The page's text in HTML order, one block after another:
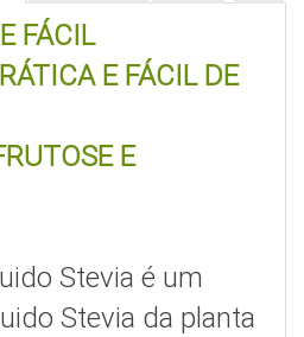
FÁCIL
E FÁCIL DE
E
Stevia é um
Stevia da planta